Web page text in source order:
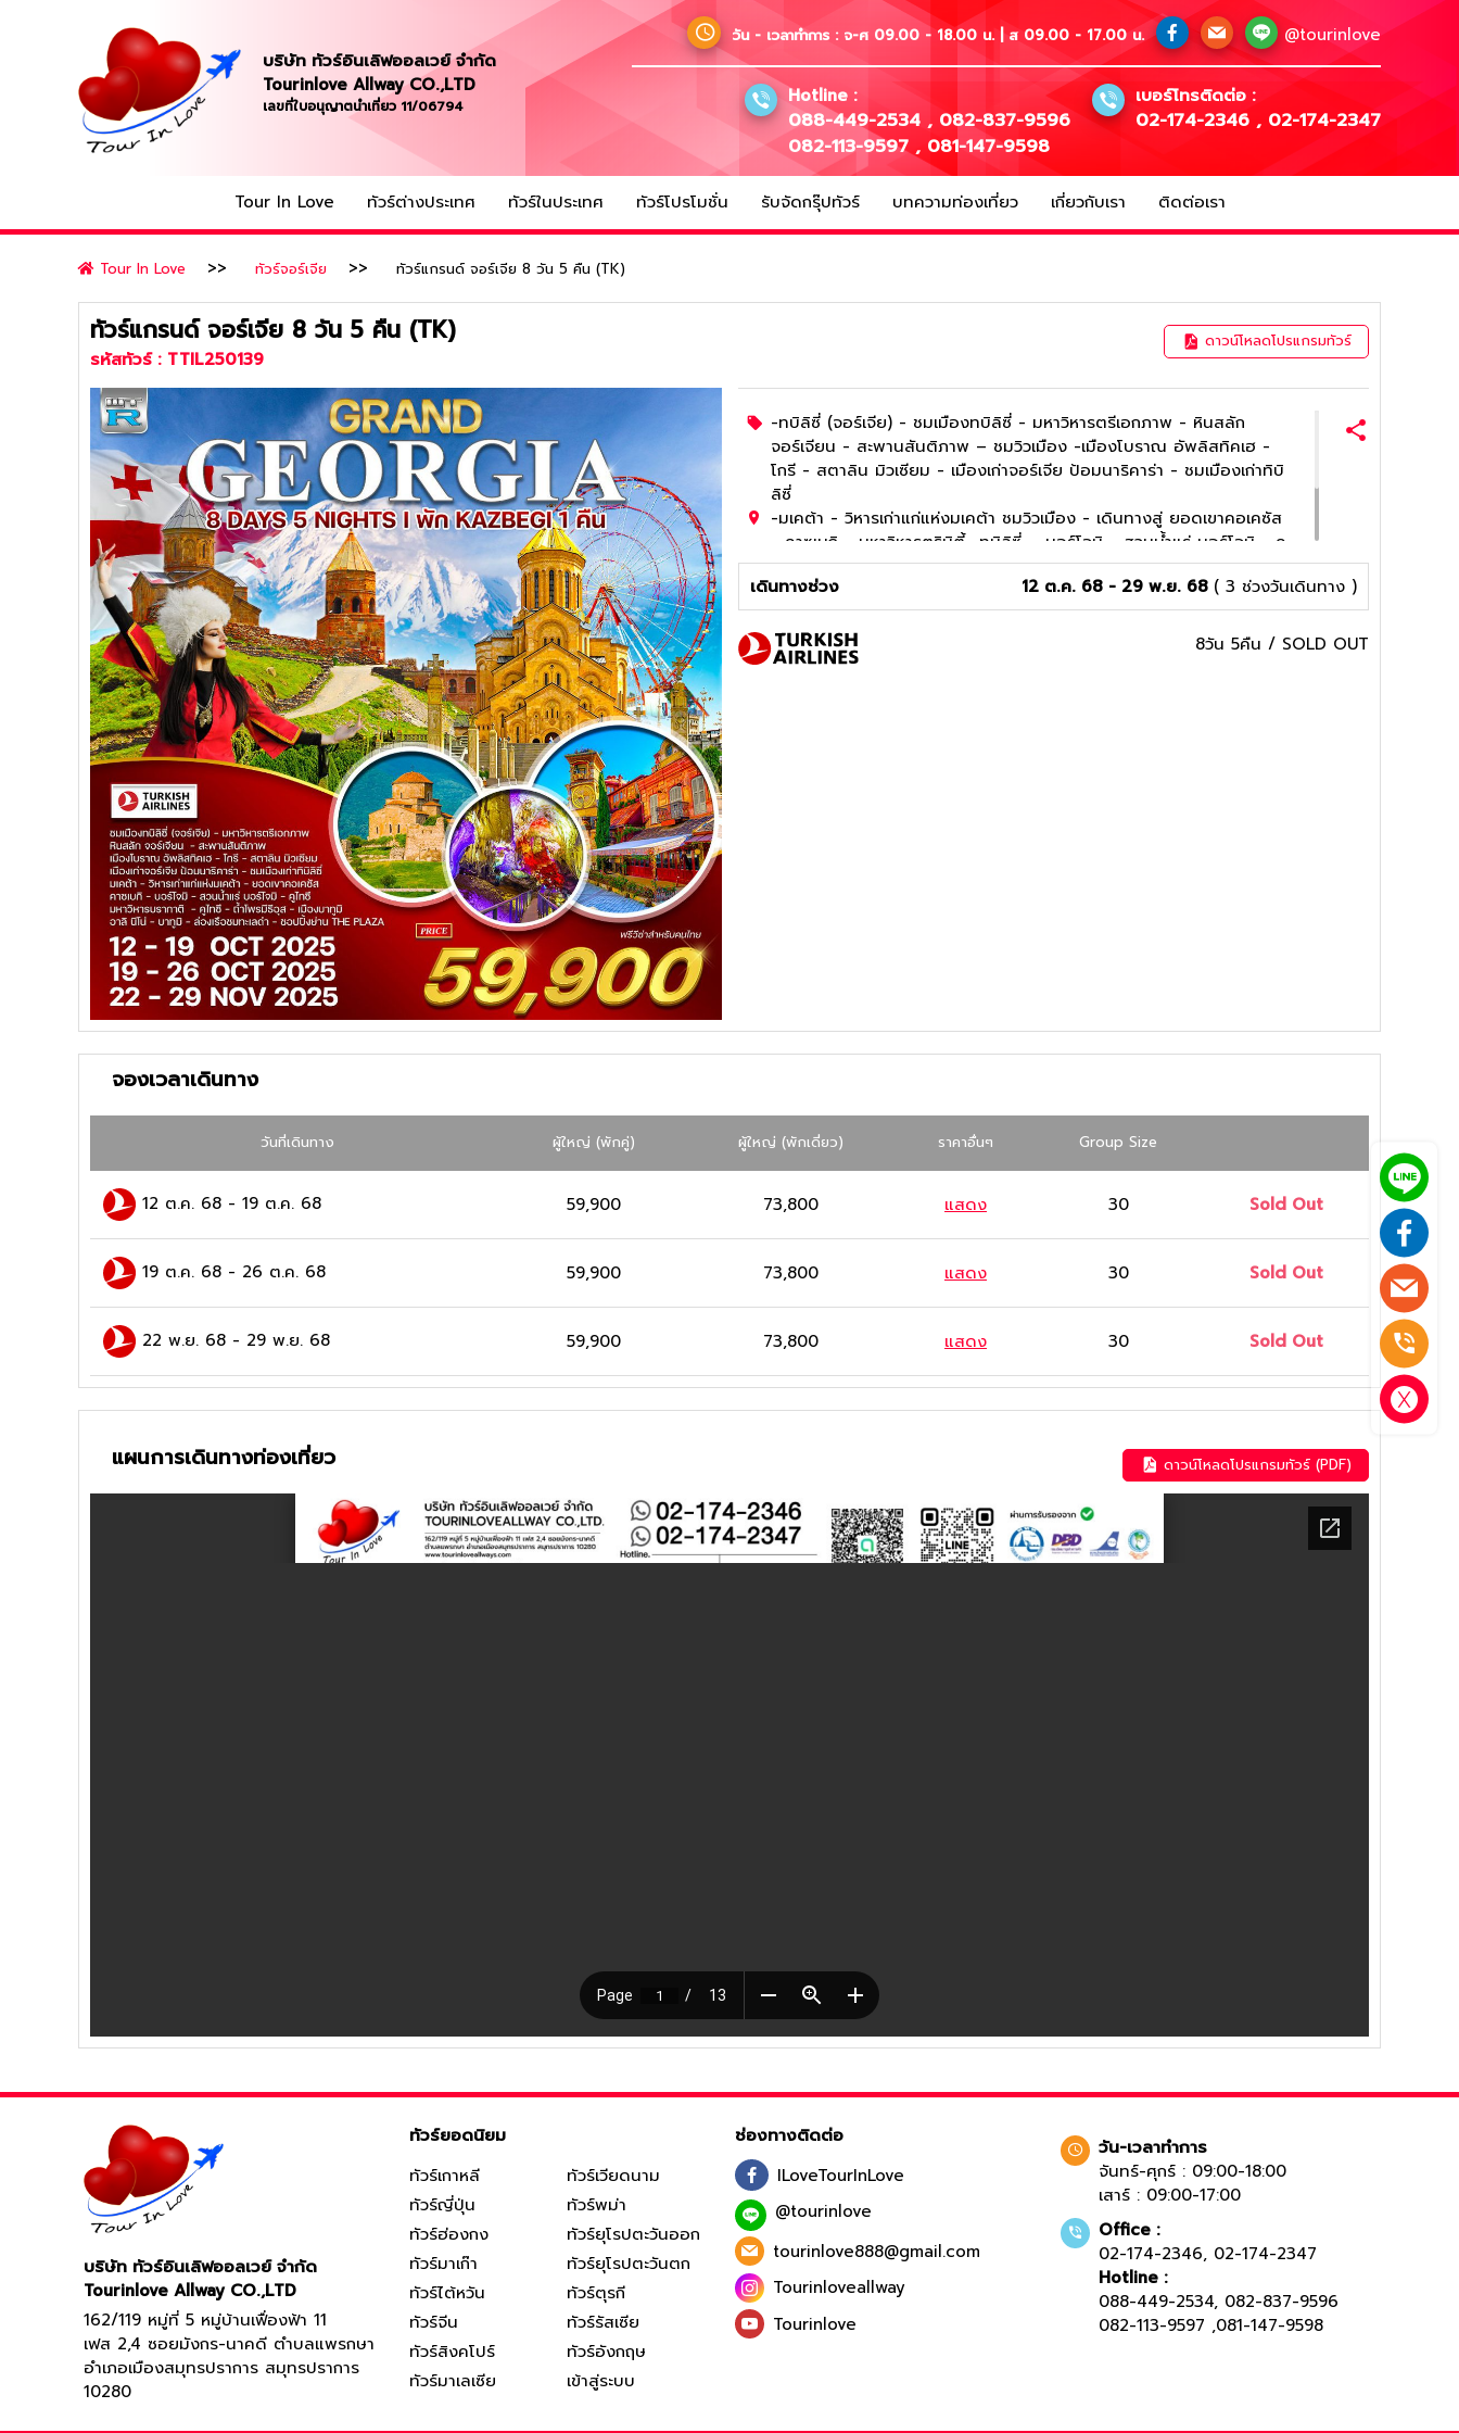
บริษัท ทัวร์อินเลิฟออลเวย์ จำกัด
Tourinlove Allway CO.,LTD
เลขที่ใบอนุญาตนำเที่ยว 11/06794
วัน - เวลาทำการ : จ-ศ 09.00 - 18.00 น. | ส 09.00 - 17.00 น. @tourinlove
Hotline :
088-449-2534 , 082-837-9596
082-113-9597, 081-147-9598
เบอร์โทรติดต่อ :
02-174-2346 , 02-174-2347
Tour In Love ทัวร์ต่างประเทศ ทัวร์ในประเทศ ทัวร์โปรโมชั่น รับจัดกรุ๊ปทัวร์ บทความท่องเที่ยว เกี่ยวกับเรา ติดต่อเรา
Tour In Love ทัวร์จอร์เจีย ทัวร์แกรนด์ จอร์เจีย 8 วัน 5 คืน (TK)
ทัวร์แกรนด์ จอร์เจีย 8 วัน 5 คืน (TK)
รหัสทัวร์ : TTIL250139
ดาวน์โหลดโปรแกรมทัวร์
-ทบิลิซี่ (จอร์เจีย) - ชมเมืองทบิลิซี่ - มหาวิหารตรีเอกภาพ - หินสลัก
จอร์เจียน - สะพานสันติภาพ – ชมวิวเมือง -เมืองโบราณ อัพลิสทิคเฮ -
โกรี - สตาลิน มิวเซียม - เมืองเก่าจอร์เจีย ป้อมนาริคาร่า - ชมเมืองเก่าทิบิ
ลิซี่
-มเคต้า - วิหารเก่าแก่แห่งมเคต้า ชมวิวเมือง - เดินทางสู่ ยอดเขาคอเคซัส
- คาซเบกิ - มหาวิหารตรินิตี้ -ทบิลิซี่ – บอร์โจมิ - สวนน้ำแร่ บอร์โจมิ - คู
ไทซึ - มหาวิหาร บรากาติ - คูไทซึ – ถ้ำ โพรมีธีอุส -เมืองบาทูมิ - อาลิ นี
โน่ - ล่องเรือชมทะเลดำ - อิสระชอปปิ้งย่าน THE PLAZA
4ดาว
เดินทางช่วง 12 ต.ค. 68 - 29 พ.ย. 68 ( 3 ช่วงวันเดินทาง )
8วัน 5คืน / SOLD OUT
จองเวลาเดินทาง
วันที่เดินทาง ผู้ใหญ่ (พักคู่) ผู้ใหญ่ (พักเดี่ยว) ราคาอื่นๆ Group Size
12 ต.ค. 68 - 19 ต.ค. 68 59,900 73,800 แสดง 30 Sold Out
19 ต.ค. 68 - 26 ต.ค. 68 59,900 73,800 แสดง 30 Sold Out
22 พ.ย. 68 - 29 พ.ย. 68 59,900 73,800 แสดง 30 Sold Out
แผนการเดินทางท่องเที่ยว ดาวน์โหลดโปรแกรมทัวร์ (PDF)
บริษัท ทัวร์อินเลิฟออลเวย์ จำกัด
Tourinlove Allway CO.,LTD
162/119 หมู่ที่ 5 หมู่บ้านเฟื่องฟ้า 11
เฟส 2,4 ซอยมังกร-นาคดี ตำบลแพรกษา
อำเภอเมืองสมุทรปราการ สมุทรปราการ
10280
ทัวร์ยอดนิยม
ทัวร์เกาหลี
ทัวร์ญี่ปุ่น
ทัวร์ฮ่องกง
ทัวร์มาเก๊า
ทัวร์ไต้หวัน
ทัวร์จีน
ทัวร์สิงคโปร์
ทัวร์มาเลเซีย
ทัวร์เวียดนาม
ทัวร์พม่า
ทัวร์ยุโรปตะวันออก
ทัวร์ยุโรปตะวันตก
ทัวร์ตุรกี
ทัวร์รัสเซีย
ทัวร์อังกฤษ
เข้าสู่ระบบ
ช่องทางติดต่อ
ILoveTourInLove
@tourinlove
tourinlove888@gmail.com
Tourinloveallway
Tourinlove
วัน-เวลาทำการ
จันทร์-ศุกร์ : 09:00-18:00
เสาร์ : 09:00-17:00
Office :
02-174-2346, 02-174-2347
Hotline :
088-449-2534, 082-837-9596
082-113-9597 ,081-147-9598